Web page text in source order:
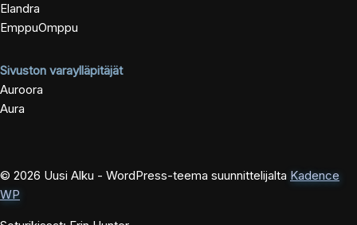
Elandra
EmppuOmppu
Sivuston varaylläpitäjät
Auroora
Aura
© 2026 Uusi Alku - WordPress-teema suunnittelijalta Kadence
WP